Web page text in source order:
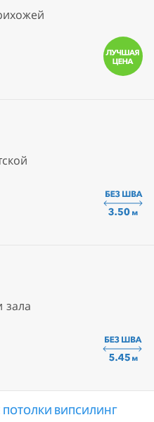
зала
ПОТОЛКИ ВИПСИЛИНГ